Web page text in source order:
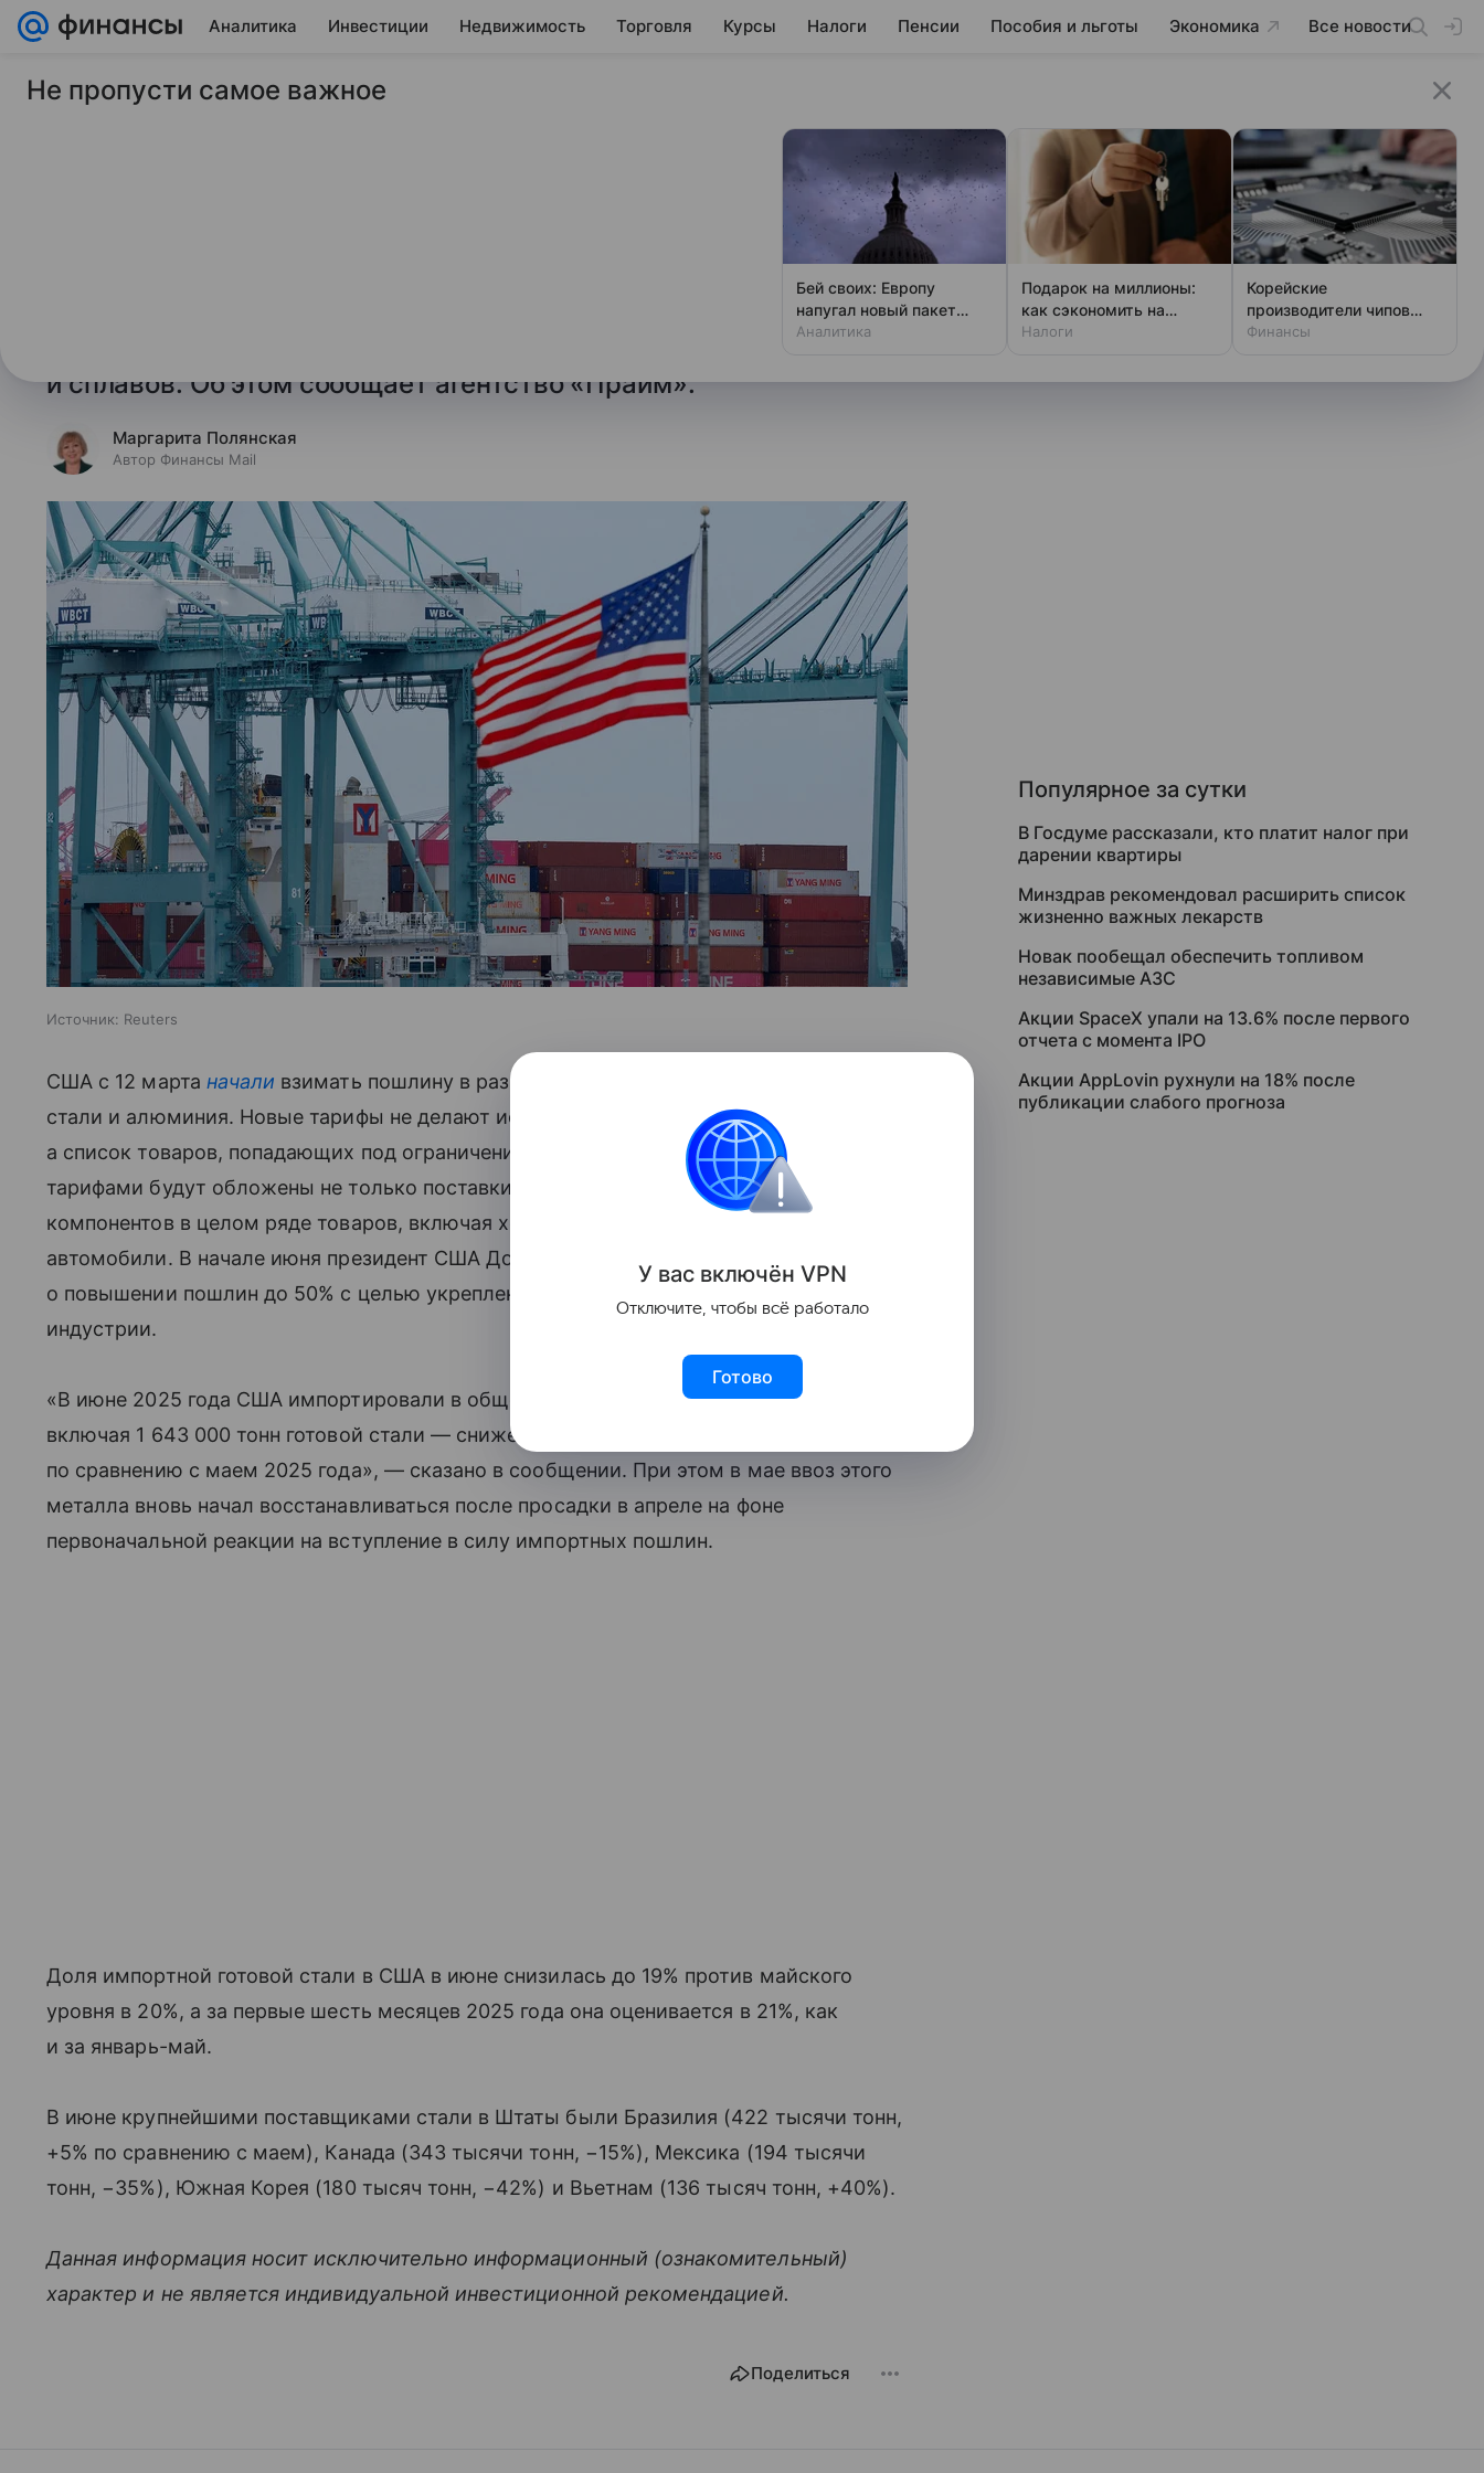
Аналитика Инвестиции Недвижимость Торговля Курсы Налоги Пенсии Пособия и льготы Экономика Все новости
28 июля 2025 Финансы Mail
Импорт стали в США в июне снизился
США в июне снизили импорт стали на 10% после принятия
свидетельствуют данные Американского института стали
и сплавов. Об этом сообщает агентство «Прайм».
Маргарита Полянская
Автор Финансы Mail
Источник: Reuters
США с 12 марта начали взимать пошлину в размере 25% со всех поставок в страну
стали и алюминия. Новые тарифы не делают исключений для отдельных стран,
а список товаров, попадающих под ограничения, был серьезно расширен: теперь
тарифами будут обложены не только поставки самих металлов, но и широкий список
компонентов в целом ряде товаров, включая холодильники, плиты, телефоны,
автомобили. В начале июня президент США Дональд Трамп подписал указ
о повышении пошлин до 50% с целью укрепления американской сталелитейной
индустрии.
«В июне 2025 года США импортировали в общей сложности 2 246 000 тонн стали,
включая 1 643 000 тонн готовой стали — снижение на 9,6% и 7,6% соответственно
по сравнению с маем 2025 года», — сказано в сообщении. При этом в мае ввоз этого
металла вновь начал восстанавливаться после просадки в апреле на фоне
первоначальной реакции на вступление в силу импортных пошлин.
Доля импортной готовой стали в США в июне снизилась до 19% против майского
уровня в 20%, а за первые шесть месяцев 2025 года она оценивается в 21%, как
и за январь-май.
В июне крупнейшими поставщиками стали в Штаты были Бразилия (422 тысячи тонн,
+5% по сравнению с маем), Канада (343 тысячи тонн, −15%), Мексика (194 тысячи
тонн, −35%), Южная Корея (180 тысяч тонн, −42%) и Вьетнам (136 тысяч тонн, +40%).
Данная информация носит исключительно информационный (ознакомительный)
характер и не является индивидуальной инвестиционной рекомендацией.
Поделиться
Популярное за сутки
В Госдуме рассказали, кто платит налог при
дарении квартиры
Минздрав рекомендовал расширить список
жизненно важных лекарств
Новак пообещал обеспечить топливом
независимые АЗС
Акции SpaceX упали на 13.6% после первого
отчета с момента IPO
Акции AppLovin рухнули на 18% после
публикации слабого прогноза
Не пропусти самое важное
Бей своих: Европу
напугал новый пакет
«адских санкций» США
Аналитика
Подарок на миллионы:
как сэкономить на
налоге
Налоги
Корейские
производители чипов
тайно тестируют
Финансы
У вас включён VPN
Отключите, чтобы всё работало
Готово